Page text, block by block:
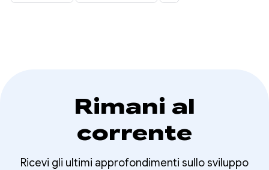
Rimani al
corrente
Ricevi gli ultimi approfondimenti sullo sviluppo